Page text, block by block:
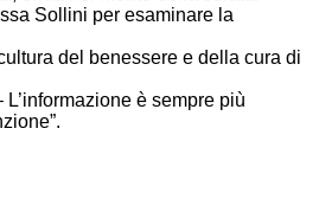
Sollini per esaminare la
del benessere e della cura di
è sempre più